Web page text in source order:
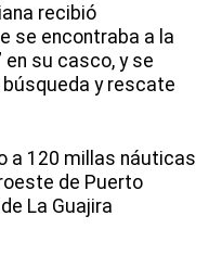
recibió
se encontraba a la
en su casco, y se
y rescate
a 120 millas náuticas
de Puerto
La Guajira